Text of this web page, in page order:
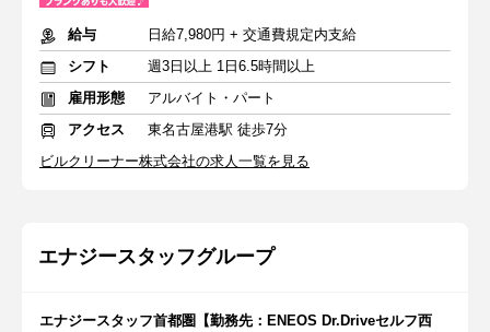
給与
日給7,980円 + 交通費規定内支給
シフト
週3日以上 1日6.5時間以上
雇用形態
アルバイト・パート
アクセス
東名古屋港駅 徒歩7分
ビルクリーナー株式会社の求人一覧を見る
エナジースタッフグループ
エナジースタッフ首都圏【勤務先：ENEOS Dr.Driveセルフ西